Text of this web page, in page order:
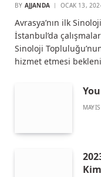
BY AJJANDA OCAK 13,
Avrasya’nın ilk
İstanbul’da
Sinoloji
hizmet etmesi